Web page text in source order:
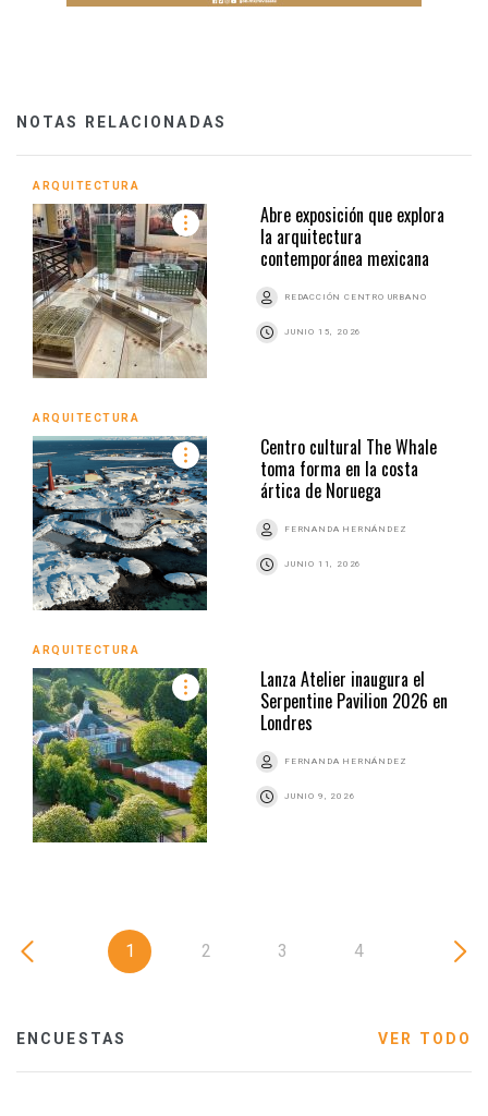
NOTAS RELACIONADAS
ARQUITECTURA
Abre exposición que explora
la arquitectura
contemporánea mexicana
REDACCIÓN CENTRO URBANO
JUNIO 15, 2026
ARQUITECTURA
Centro cultural The Whale
toma forma en la costa
ártica de Noruega
FERNANDA HERNÁNDEZ
JUNIO 11, 2026
ARQUITECTURA
Lanza Atelier inaugura el
Serpentine Pavilion 2026 en
Londres
FERNANDA HERNÁNDEZ
JUNIO 9, 2026
1 2 3 4
ENCUESTAS VER TODO